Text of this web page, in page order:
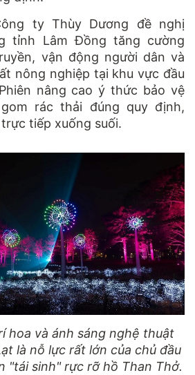
ty Thùy Dương đề nghị
tỉnh Lâm Đồng tăng cường
vận động người dân và
nông nghiệp tại khu vực đầu
nâng cao ý thức bảo vệ
rác thải đúng quy định,
tiếp xuống suối.
hoa và ánh sáng nghệ thuật
là nỗ lực rất lớn của chủ đầu
"tái sinh" rực rỡ hồ Than Thở.